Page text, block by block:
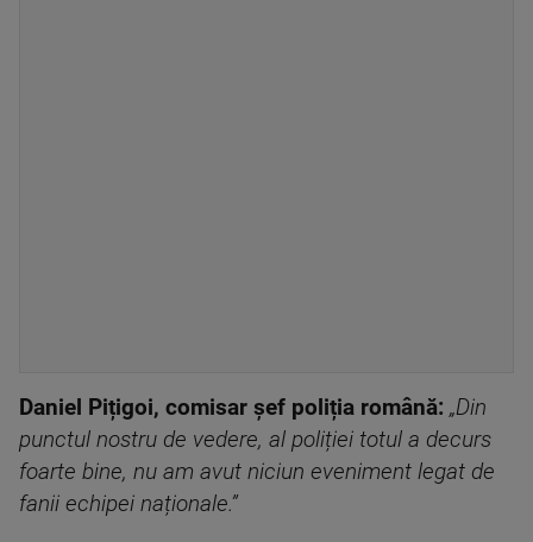
Daniel Pițigoi, comisar șef poliția română: „Din
punctul nostru de vedere, al poliției totul a decurs
foarte bine, nu am avut niciun eveniment legat de
fanii echipei naționale.”